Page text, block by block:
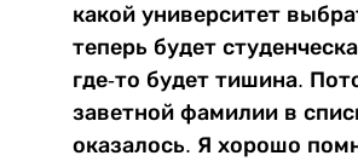
какой университет
теперь будет
где-то будет тишина.
заветной фамилии в
оказалось. Я хорошо